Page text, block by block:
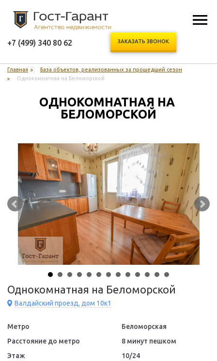
+7 (499) 340 80 62 ЗАКАЗАТЬ ЗВОНОК
Главная
База объектов, реализованных за прошедший сезон
Однокомнатная на Беломорской
ОДНОКОМНАТНАЯ НА
БЕЛОМОРСКОЙ
Однокомнатная на Беломорской
Валдайский проезд, дом 10к1
Метро
Беломорская
Расстояние до метро
8 минут пешком
Этаж
10/24